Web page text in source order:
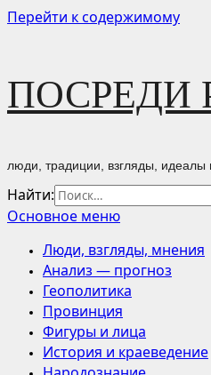
Перейти к содержимому
ПОСРЕДИ
люди, традиции, взгляды, идеалы
Найти:
Основное меню
Люди, взгляды, мнения
Анализ — прогноз
Геополитика
Провинция
Фигуры и лица
История и краеведение